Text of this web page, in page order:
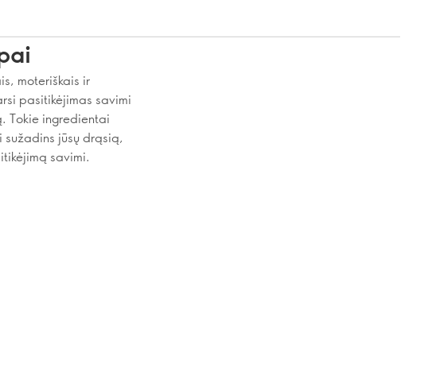
moteriškais ir
pasitikėjimas savimi
Tokie ingredientai
jūsų drąsią,
savimi.